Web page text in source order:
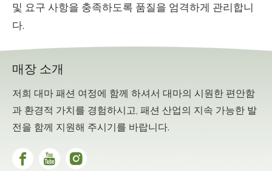
및 요구 사항을 충족하도록 품질을 엄격하게 관리합니
다.
매장 소개
저희 대마 패션 여정에 함께 하셔서 대마의 시원한 편안함
과 환경적 가치를 경험하시고, 패션 산업의 지속 가능한 발
전을 함께 지원해 주시기를 바랍니다.